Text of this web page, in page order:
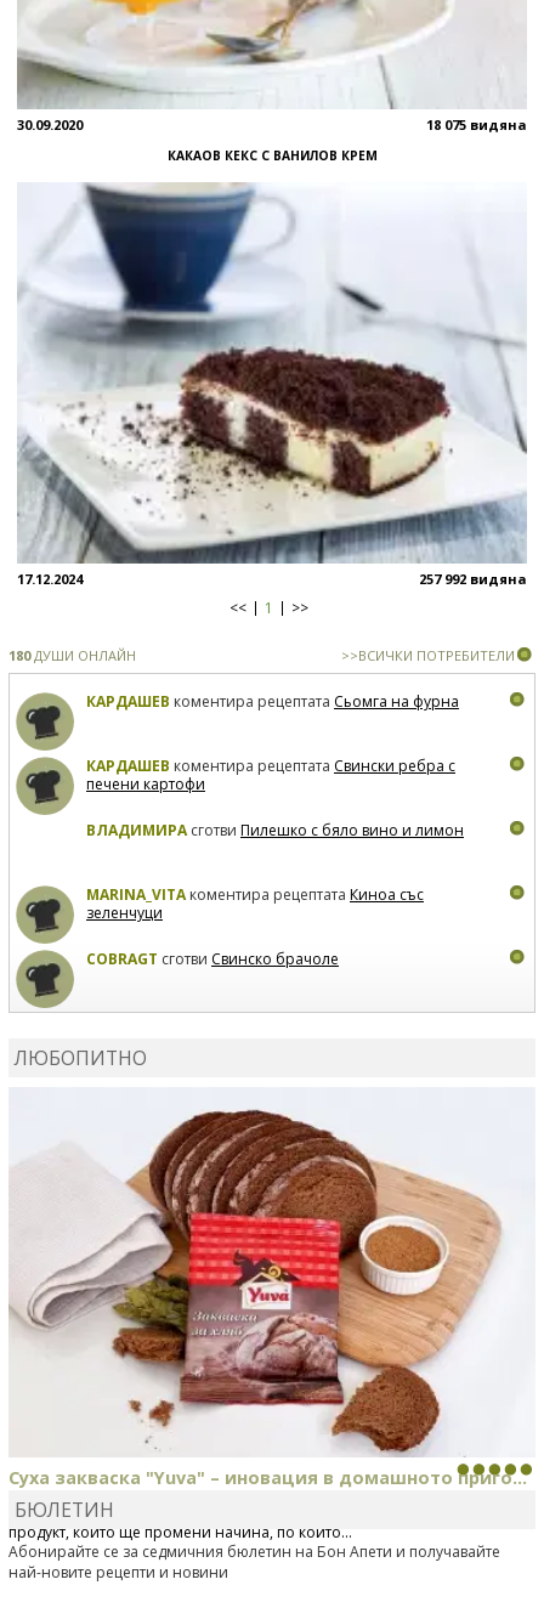
30.09.2020 18 075 видяна
КАКАОВ КЕКС С ВАНИЛОВ КРЕМ
17.12.2024 257 992 видяна
<< 1 >>
180ДУШИ ОНЛАЙН >>ВСИЧКИ ПОТРЕБИТЕЛИ
КАРДАШЕВ коментира рецептата Сьомга на фурна
КАРДАШЕВ коментира рецептата Свински ребра с
печени картофи
ВЛАДИМИРАсготви Пилешко с бяло вино и лимон
MARINA_VITAкоментира рецептата Киноа със
зеленчуци
COBRAGT сготви Свинско брачоле
ЛЮБОПИТНО
Суха закваска "Yuva" – иновация в домашното приго...
Отскоро Лесафр България стартира предлагането на изцяло нов
продукт, който ще промени начина, по който...
БЮЛЕТИН
Абонирайте се за седмичния бюлетин на Бон Апети и получавайте
най-новите рецепти и новини